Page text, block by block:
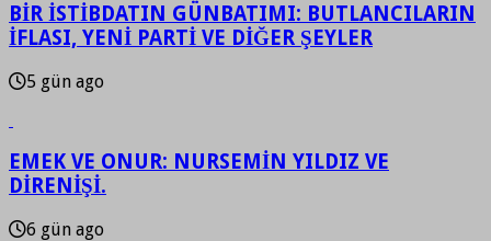
BİR İSTİBDATIN GÜNBATIMI: BUTLANCILARIN
İFLASI, YENİ PARTİ VE DİĞER ŞEYLER
5 gün ago
EMEK VE ONUR: NURSEMİN YILDIZ VE
DİRENİŞİ.
6 gün ago